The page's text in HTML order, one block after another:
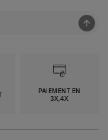
PAIEMENT EN
3X,4X